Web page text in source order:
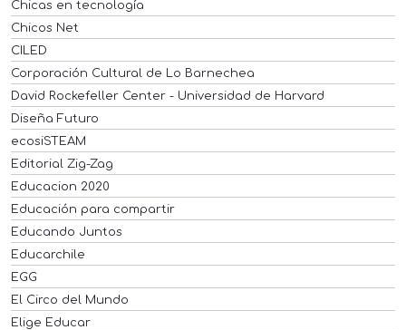
Chicas en tecnología
Chicos Net
CILED
Corporación Cultural de Lo Barnechea
David Rockefeller Center - Universidad de Harvard
Diseña Futuro
ecosiSTEAM
Editorial Zig-Zag
Educacion 2020
Educación para compartir
Educando Juntos
Educarchile
EGG
El Circo del Mundo
Elige Educar